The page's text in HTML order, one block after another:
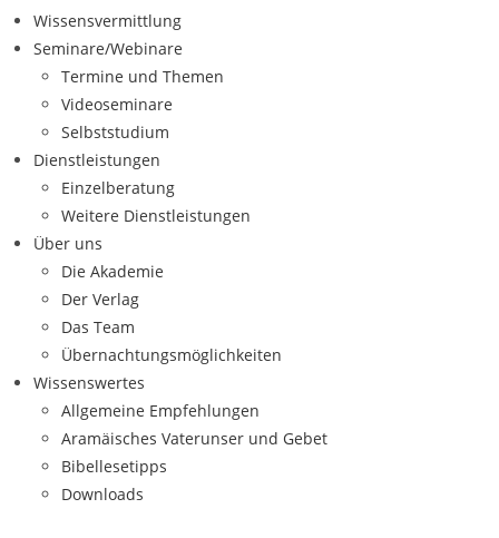
Wissensvermittlung
Seminare/Webinare
Termine und Themen
Videoseminare
Selbststudium
Dienstleistungen
Einzelberatung
Weitere Dienstleistungen
Über uns
Die Akademie
Der Verlag
Das Team
Übernachtungsmöglichkeiten
Wissenswertes
Allgemeine Empfehlungen
Aramäisches Vaterunser und Gebet
Bibellesetipps
Downloads